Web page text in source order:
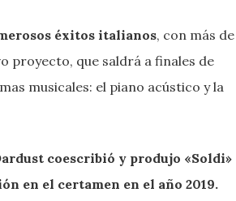
éxitos italianos, con más de
proyecto, que saldrá a finales de
musicales: el piano acústico y la
coescribió y produjo «Soldi»
en el certamen en el año 2019.